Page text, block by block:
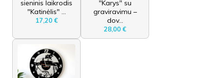
sieninis laikrodis
"Katinėlis" ...
17,20 €
"Karys" su
graviravimu –
dov...
28,00 €